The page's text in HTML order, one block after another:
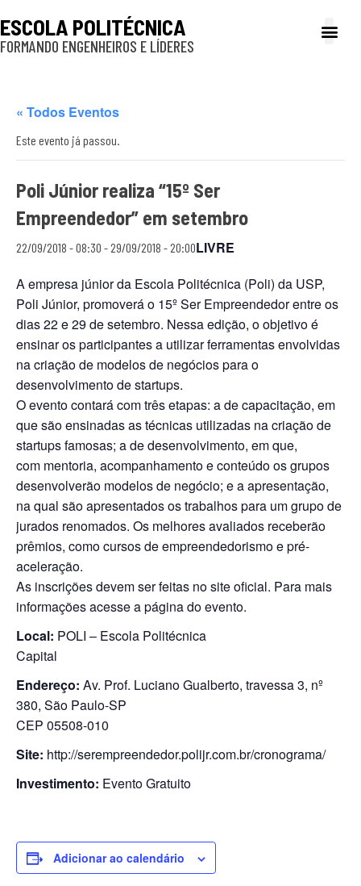
ESCOLA POLITÉCNICA
FORMANDO ENGENHEIROS E LÍDERES
« Todos Eventos
Este evento já passou.
Poli Júnior realiza “15º Ser
Empreendedor” em setembro
22/09/2018 - 08:30 - 29/09/2018 - 20:00LIVRE
A empresa júnior da Escola Politécnica (Poli) da USP,
Poli Júnior, promoverá o 15º Ser Empreendedor entre os
dias 22 e 29 de setembro. Nessa edição, o objetivo é
ensinar os participantes a utilizar ferramentas envolvidas
na criação de modelos de negócios para o
desenvolvimento de startups.
O evento contará com três etapas: a de capacitação, em
que são ensinadas as técnicas utilizadas na criação de
startups famosas; a de desenvolvimento, em que,
com mentoria, acompanhamento e conteúdo os grupos
desenvolverão modelos de negócio; e a apresentação,
na qual são apresentados os trabalhos para um grupo de
jurados renomados. Os melhores avaliados receberão
prêmios, como cursos de empreendedorismo e pré-
aceleração.
As inscrições devem ser feitas no site oficial. Para mais
informações acesse a página do evento.
Local: POLI – Escola Politécnica
Capital
Endereço: Av. Prof. Luciano Gualberto, travessa 3, nº
380, São Paulo-SP
CEP 05508-010
Site: http://serempreendedor.polijr.com.br/cronograma/
Investimento: Evento Gratuito
Adicionar ao calendário